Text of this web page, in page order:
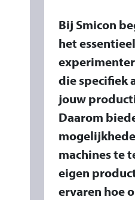
Bij Smicon
het
die specifiek
jouw
Daarom
machines te
eigen
ervaren hoe